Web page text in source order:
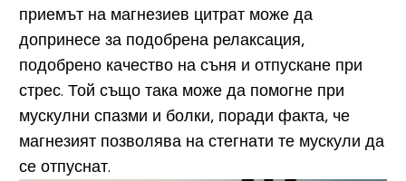
приемът на магнезиев цитрат може да
допринесе за подобрена релаксация,
подобрено качество на съня и отпускане при
стрес. Той също така може да помогне при
мускулни спазми и болки, поради факта, че
магнезият позволява на стегнати те мускули да
се отпуснат.